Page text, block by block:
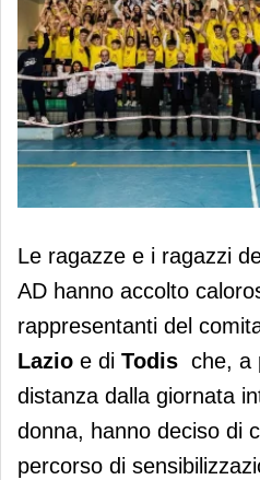
Fipav Lazio e Todis
la violenza sulle
Le ragazze e i ragazzi
AD hanno accolto
rappresentanti del
Lazio e di Todis che, a
distanza dalla giornata
donna, hanno deciso di
percorso di